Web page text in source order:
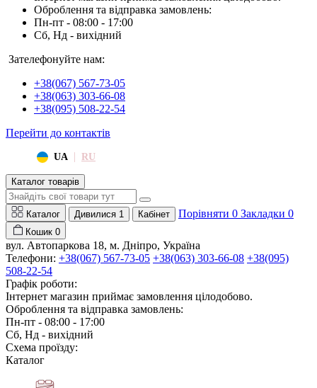
Оброблення та відправка замовлень:
Пн-пт - 08:00 - 17:00
Сб, Нд - вихідний
Зателефонуйте нам:
+38(067) 567-73-05
+38(063) 303-66-08
+38(095) 508-22-54
Перейти до контактів
UA | RU
Каталог товарів
Каталог Дивилися 1 Кабінет Порівняти 0 Закладки 0
Кошик 0
вул. Автопаркова 18, м. Дніпро, Україна
Телефони: +38(067) 567-73-05 +38(063) 303-66-08 +38(095)
508-22-54
Графік роботи:
Інтернет магазин приймає замовлення цілодобово.
Оброблення та відправка замовлень:
Пн-пт - 08:00 - 17:00
Сб, Нд - вихідний
Схема проїзду:
Каталог